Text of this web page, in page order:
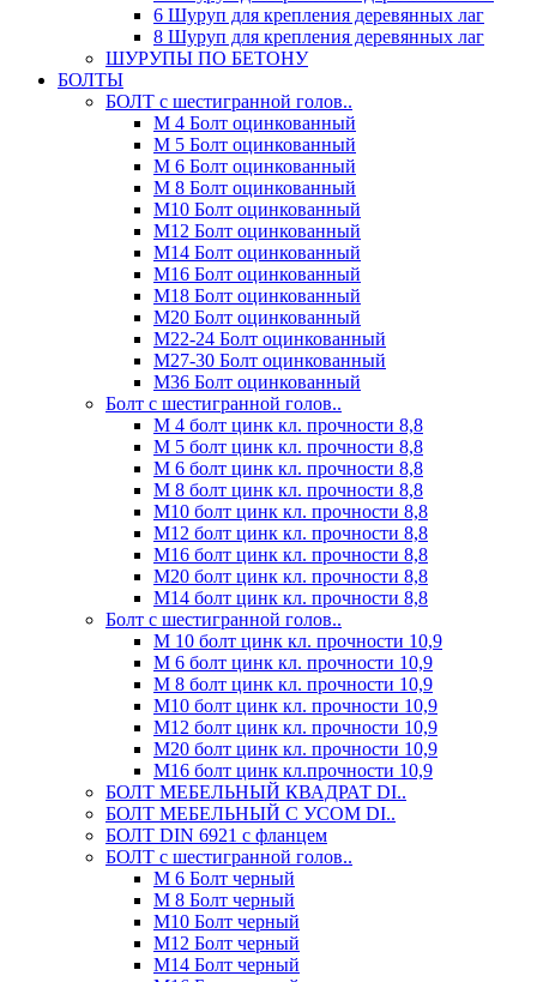
6 Шуруп для крепления деревянных лаг
8 Шуруп для крепления деревянных лаг
ШУРУПЫ ПО БЕТОНУ
БОЛТЫ
БОЛТ с шестигранной голов..
М 4 Болт оцинкованный
М 5 Болт оцинкованный
М 6 Болт оцинкованный
М 8 Болт оцинкованный
М10 Болт оцинкованный
М12 Болт оцинкованный
М14 Болт оцинкованный
М16 Болт оцинкованный
М18 Болт оцинкованный
М20 Болт оцинкованный
М22-24 Болт оцинкованный
М27-30 Болт оцинкованный
М36 Болт оцинкованный
Болт с шестигранной голов..
М 4 болт цинк кл. прочности 8,8
М 5 болт цинк кл. прочности 8,8
М 6 болт цинк кл. прочности 8,8
М 8 болт цинк кл. прочности 8,8
М10 болт цинк кл. прочности 8,8
М12 болт цинк кл. прочности 8,8
М16 болт цинк кл. прочности 8,8
М20 болт цинк кл. прочности 8,8
М14 болт цинк кл. прочности 8,8
Болт с шестигранной голов..
М 10 болт цинк кл. прочности 10,9
М 6 болт цинк кл. прочности 10,9
М 8 болт цинк кл. прочности 10,9
М10 болт цинк кл. прочности 10,9
М12 болт цинк кл. прочности 10,9
М20 болт цинк кл. прочности 10,9
М16 болт цинк кл.прочности 10,9
БОЛТ МЕБЕЛЬНЫЙ КВАДРАТ DI..
БОЛТ МЕБЕЛЬНЫЙ С УСОМ DI..
БОЛТ DIN 6921 c фланцем
БОЛТ с шестигранной голов..
М 6 Болт черный
М 8 Болт черный
М10 Болт черный
М12 Болт черный
М14 Болт черный